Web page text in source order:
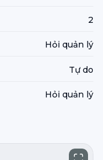
2
Hỏi quản lý
Tự do
Hỏi quản lý